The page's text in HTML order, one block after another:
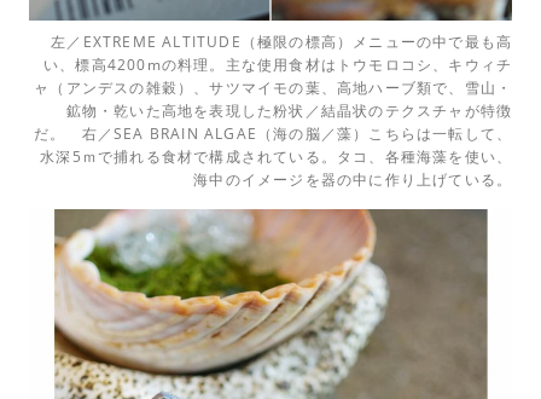
左／EXTREME ALTITUDE（極限の標高）メニューの中で最も高
い、標高4200mの料理。主な使用食材はトウモロコシ、キウィチ
ャ（アンデスの雑穀）、サツマイモの葉、高地ハーブ類で、雪山・
鉱物・乾いた高地を表現した粉状／結晶状のテクスチャが特徴
だ。 右 ／SEA BRAIN ALGAE（海の脳 ／藻）こちらは一転して、
水深5ｍで捕れる食材で構成されている。タコ、各種海藻を使い、
海中のイメージを器の中に作り上げている。